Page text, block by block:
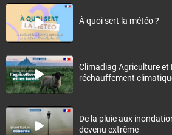
À quoi sert la météo ?
Climadiag Agriculture et
réchauffement
De la pluie aux
devenu extrême